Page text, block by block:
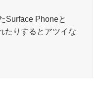
Surface Phoneと
たりするとアツイな